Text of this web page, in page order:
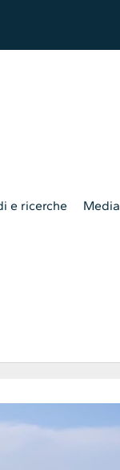
e ricerche Media